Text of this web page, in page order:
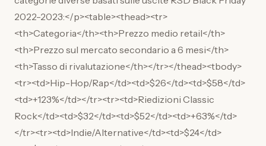
2022-2023:</p><table><thead><tr>
<th>Categoria</th><th>Prezzo medio retail</th>
<th>Prezzo sul mercato secondario a 6 mesi</th>
<th>Tasso di rivalutazione</th></tr></thead><tbody>
<tr><td>Hip-Hop/Rap</td><td>$26</td><td>$58</td>
<td>+123%</td></tr><tr><td>Riedizioni Classic
Rock</td><td>$32</td><td>$52</td><td>+63%</td>
</tr><tr><td>Indie/Alternative</td><td>$24</td>